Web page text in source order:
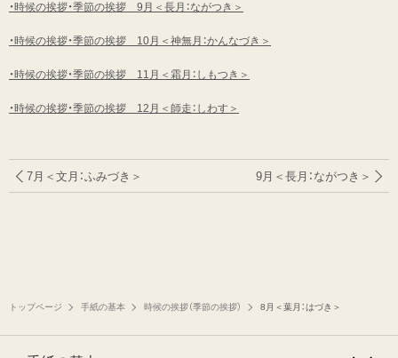
・時候の挨拶・季節の挨拶 9月＜長月：ながつき＞
・時候の挨拶・季節の挨拶 10月＜神無月：かんなづき＞
・時候の挨拶・季節の挨拶 11月＜霜月：しもつき＞
・時候の挨拶・季節の挨拶 12月＜師走：しわす＞
7月＜文月：ふみづき＞ 9月＜長月：ながつき＞
トップページ 手紙の基本 時候の挨拶（季節の挨拶） 8月＜葉月：はづき＞